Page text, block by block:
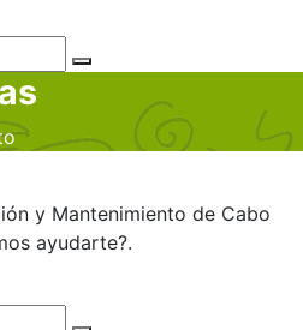
y Mantenimiento de Cabo
ayudarte?.